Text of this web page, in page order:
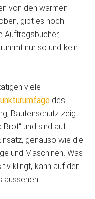
von den warmen
gibt es noch
Auftragsbücher,
nur so und kein
viele
des
Bautenschutz zeigt.
Brot“ und sind auf
genauso wie die
und Maschinen. Was
klingt, kann auf den